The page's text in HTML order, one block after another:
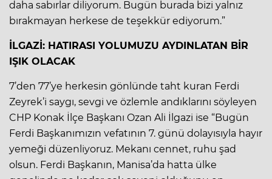
daha sabırlar diliyorum. Bugün burada bizi yalnız
bırakmayan herkese de teşekkür ediyorum.”
İLGAZİ: HATIRASI YOLUMUZU AYDINLATAN BİR
IŞIK OLACAK
7’den 77’ye herkesin gönlünde taht kuran Ferdi
Zeyrek’i saygı, sevgi ve özlemle andıklarını söyleyen
CHP Konak İlçe Başkanı Ozan Ali İlgazi ise “Bugün
Ferdi Başkanımızın vefatının 7. günü dolayısıyla hayır
yemeği düzenliyoruz. Mekanı cennet, ruhu şad
olsun. Ferdi Başkanın, Manisa’da hatta ülke